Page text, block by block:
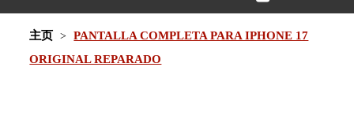
主页
PANTALLA COMPLETA PARA IPHONE 17
ORIGINAL REPARADO